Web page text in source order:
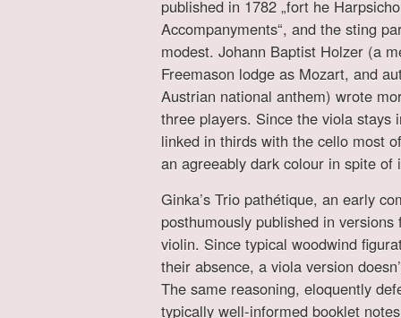
published in 1782 „fort he
Accompanyments“, and the sting
modest. Johann Baptist Holzer (a
Freemason lodge as Mozart, and
Austrian national anthem) wrote
three players. Since the viola stays
linked in thirds with the cello most
an agreeably dark colour in spite of
Ginka’s Trio pathétique, an early
posthumously published in
violin. Since typical woodwind
their absence, a viola version
The same reasoning, eloquently
typically well-informed booklet